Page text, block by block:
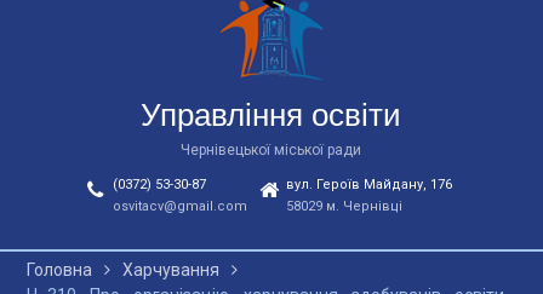
Вакансії у ЗДО та
дошкільних підрозділах
ЗЗСО станом на
01.08.2026 р.
Управління освіти
Чернівецької міської ради
(0372) 53-30-87
osvitacv@gmail.com
вул. Героїв Майдану, 176
58029 м. Чернівці
Головна
Харчування